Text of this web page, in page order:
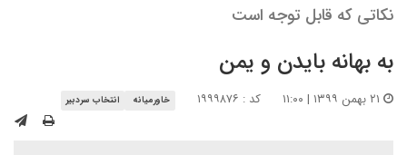
نکاتی که قابل توجه است
به بهانه بایدن و یمن
کد : ۱۹۹۹۸۷۶ خاورمیانه انتخاب سردبیر